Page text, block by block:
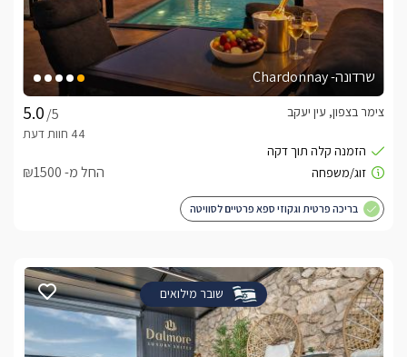
שרדונה- Chardonnay
/5
צימר בצפון, עין יעקב
החל מ- ₪1500
בריכה פרטית וגקוזי ספא פרטיים לסוויטה
שובר מילואים